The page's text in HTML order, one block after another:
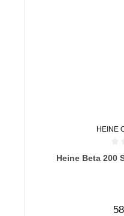
HEINE
Durchschnittliche
Heine Beta 200